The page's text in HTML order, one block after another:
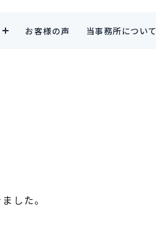
お客様の声 当事務所について
した。